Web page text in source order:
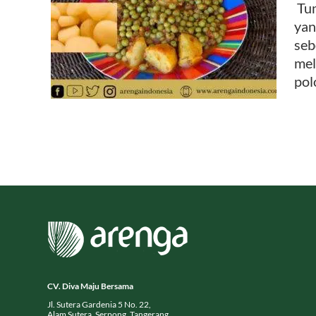
CV. Diva Maju Bersama
Jl. Sutera Gardenia 5 No. 22,